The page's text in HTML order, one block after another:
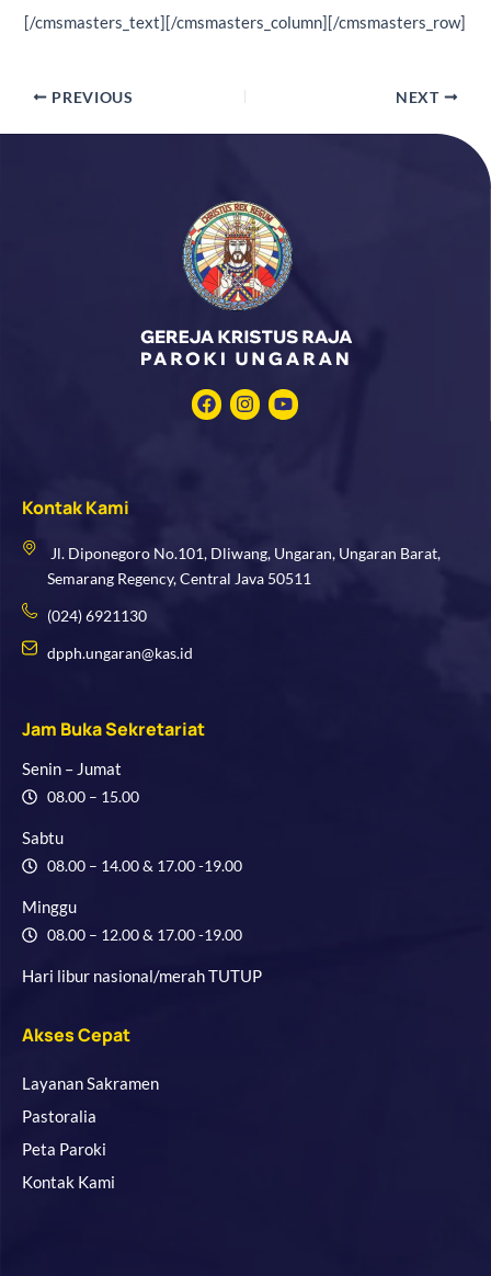
[/cmsmasters_text][/cmsmasters_column][/cmsmasters_row]
PREVIOUS NEXT
F
a
I
n
m
Y
o
Kontak Kami
Jl. Diponegoro No.101, Dliwang, Ungaran, Ungaran Barat,
Semarang Regency, Central Java 50511
(024) 6921130
dpph.ungaran@kas.id
Jam Buka Sekretariat
Senin – Jumat
08.00 – 15.00
Sabtu
08.00 – 14.00 & 17.00 -19.00
Minggu
08.00 – 12.00 & 17.00 -19.00
Hari libur nasional/merah TUTUP
Akses Cepat
Layanan Sakramen
Pastoralia
Peta Paroki
Kontak Kami